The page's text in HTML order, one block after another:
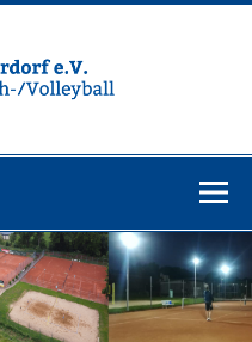
Dierdorf e.V.